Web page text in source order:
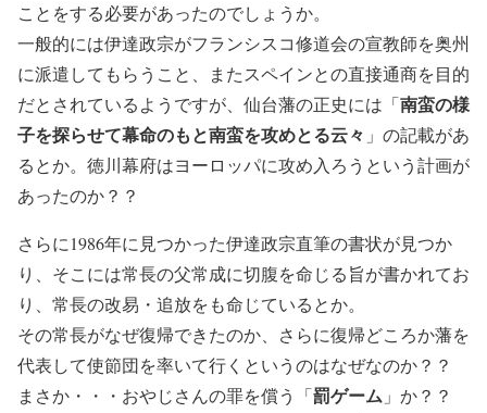
ことをする必要があったのでしょうか。
一般的には伊達政宗がフランシスコ修道会の宣教師を奥州
に派遣してもらうこと、またスペインとの直接通商を目的
だとされているようですが、仙台藩の正史には「南蛮の様
子を探らせて幕命のもと南蛮を攻めとる云々 」の記載があ
るとか。徳川幕府はヨーロッパに攻め入ろうという計画が
あったのか？？
さらに1986年に見つかった伊達政宗直筆の書状が見つか
り、そこには常長の父常成に切腹を命じる旨が書かれてお
り、常長の改易・追放をも命じているとか。
その常長がなぜ復帰できたのか、さらに復帰どころか藩を
代表して使節団を率いて行くというのはなぜなのか？？
まさか・・・おやじさんの罪を償う「罰ゲーム 」か？？